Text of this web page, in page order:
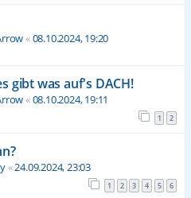
«08.10.2024, 19:20
gibt was auf's DACH!
«08.10.2024, 19:11
1 2
«24.09.2024, 23:03
1 2 3 4 5 6